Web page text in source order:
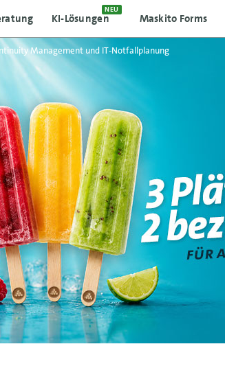
KI-Lösungen
NEU
Maskito Forms
Management und IT-Notfallplanung